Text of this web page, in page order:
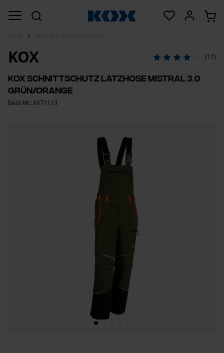
KOX (11)
KOX Schnittschutz Latzhose Mistral 3.0
Grün/Orange
Best-Nr.: XX71113